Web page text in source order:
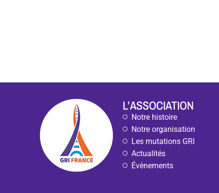
L’ASSOCIATION
Notre histoire
Notre organisation
Les mutations GRI
Actualités
Évènements